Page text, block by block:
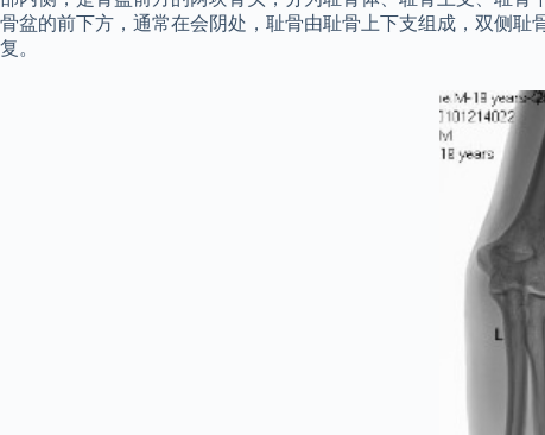
骨盆的前下方，通常在会阴处，耻骨由耻骨上下支组成，双侧
复。